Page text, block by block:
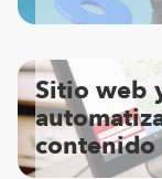
Sitio web
contenido